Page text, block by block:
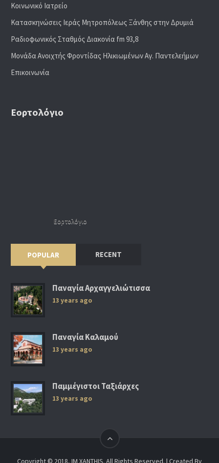
Κοινωνικό Ιατρείο
Κατασκηνώσεις Ιεράς Μητροπόλεως Ξάνθης στην Δρυμιά
Ραδιoφωνικός Σταθμός Διακονία fm 93,8
Μονάδα Ανοιχτής Φροντίδας Ηλικιωμένων Αγ. Παντελεήμων
Επικοινωνία
Εορτολόγιο
Εορτολόγιο
POPULAR RECENT
Παναγία Αρχαγγελιώτισσα
13 years ago
Παναγία Καλαμού
13 years ago
Παμμέγιστοι Ταξιάρχες
13 years ago
Copyright © 2018, IM XANTHIS. All Rights Reserved. | Created By